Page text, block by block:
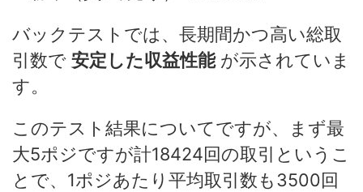
バックテストでは、長期間かつ高い総取
引数で 安定した収益性能が示されていま
す。
このテスト結果についてですが、まず最
大5ポジですが計18424回の取引というこ
とで、1ポジあたり平均取引数も3500回